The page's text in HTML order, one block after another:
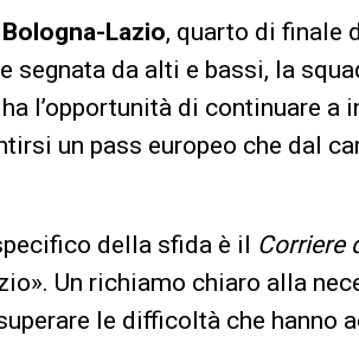
Bologna-Lazio, quarto di finale
segnata da alti e bassi, la
l’opportunità di continuare a
un pass europeo che dal
della sfida è il Corriere
Un richiamo chiaro alla
le difficoltà che hanno